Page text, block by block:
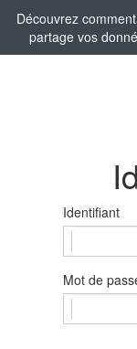
Découvrez
partage vos
Identifiant
Mot de